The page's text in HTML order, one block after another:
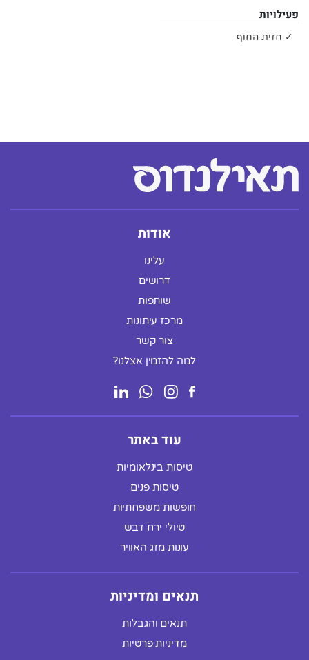
פעילויות
✓ חזית החוף
אודות
עלינו
דרושים
שותפות
מרכז עיתונות
צור קשר
למה להזמין אצלנו?
עוד באתר
טיסות בינלאומיות
טיסות פנים
חופשות משפחתיות
טיולי ירח דבש
עונות מזג האוויר
תנאים ומדיניות
תנאים והגבלות
מדיניות פרטיות